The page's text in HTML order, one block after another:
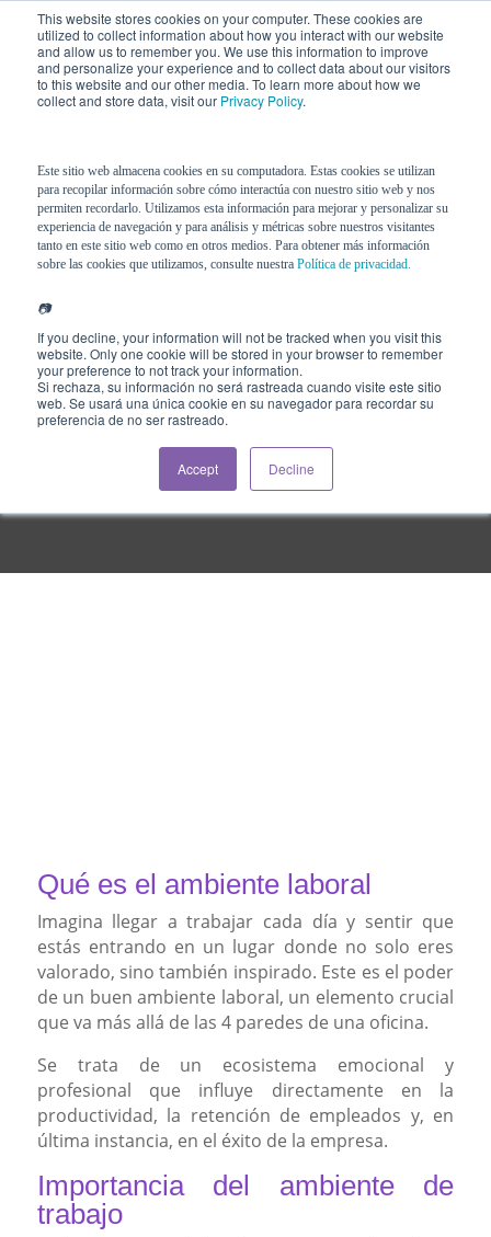
This website stores cookies on your computer. These cookies are
utilized to collect information about how you interact with our website
and allow us to remember you. We use this information to improve
and personalize your experience and to collect data about our visitors
to this website and our other media. To learn more about how we
collect and store data, visit our Privacy Policy.
Este sitio web almacena cookies en su computadora. Estas cookies se utilizan
para recopilar información sobre cómo interactúa con nuestro sitio web y nos
permiten recordarlo. Utilizamos esta información para mejorar y personalizar su
experiencia de navegación y para análisis y métricas sobre nuestros visitantes
tanto en este sitio web como en otros medios. Para obtener más información
sobre las cookies que utilizamos, consulte nuestra Política de privacidad.
📷
If you decline, your information will not be tracked when you visit this
website. Only one cookie will be stored in your browser to remember
your preference to not track your information.
Si rechaza, su información no será rastreada cuando visite este sitio
web. Se usará una única cookie en su navegador para recordar su
preferencia de no ser rastreado.
Accept Decline
Qué es el ambiente laboral
Imagina llegar a trabajar cada día y sentir que
estás entrando en un lugar donde no solo eres
valorado, sino también inspirado. Este es el poder
de un buen ambiente laboral, un elemento crucial
que va más allá de las 4 paredes de una oficina.
Se trata de un ecosistema emocional y
profesional que influye directamente en la
productividad, la retención de empleados y, en
última instancia, en el éxito de la empresa.
Importancia del ambiente de
trabajo